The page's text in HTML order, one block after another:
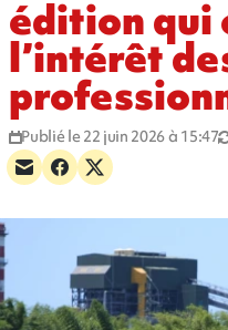
édition qui
l’intérêt
Publié le 22 juin 2026 à 15:47